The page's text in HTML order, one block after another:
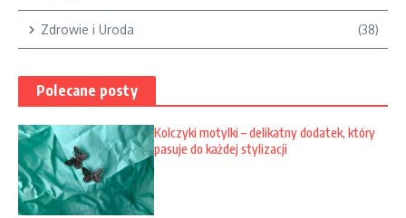
Zdrowie i Uroda (38)
Polecane posty
Kolczyki motylki – delikatny dodatek, który
pasuje do każdej stylizacji